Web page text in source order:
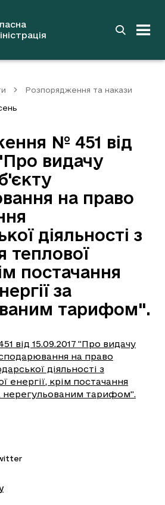
Розпорядження та накази
№ 451 від
видачу
на право
діяльності з
теплової
постачання
за
тарифом".
від 15.09.2017 "Про видачу
на право
діяльності з
енергії, крім постачання
нерегульованим тарифом".